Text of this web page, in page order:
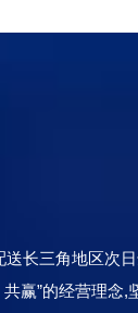
长三角地区次日
赢”的经营理念,